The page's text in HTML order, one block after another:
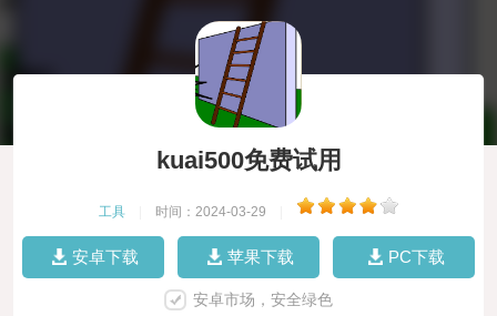
kuai500免费试用
工具 时间：2024-03-29
安卓下载 苹果下载 PC下载
安卓市场，安全绿色